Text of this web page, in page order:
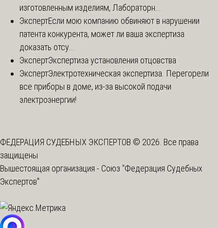
изготовленным изделиям, Лабораторн...
ЭкспертЕсли мою компанию обвиняют в нарушении
патента конкурента, может ли ваша экспертиза
доказать отсу...
ЭкспертЭкспертиза установления отцовства
ЭкспертЭлектротехническая экспертиза. Перегорели
все приборы в доме, из-за высокой подачи
электроэнергии!
ФЕДЕРАЦИЯ СУДЕБНЫХ ЭКСПЕРТОВ © 2026. Все права
защищены
Вышестоящая организация - Союз "Федерация Судебных
Экспертов"